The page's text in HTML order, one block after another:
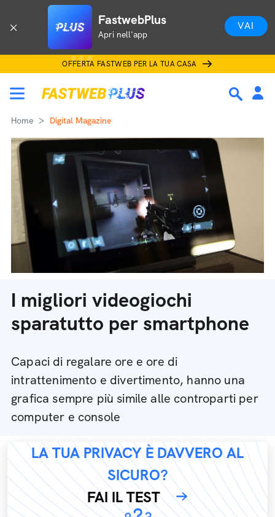
FastwebPlus
Apri nell'app
VAI
OFFERTA FASTWEB PER LA TUA CASA
Home Digital Magazine
I migliori videogiochi
sparatutto per smartphone
Capaci di regalare ore e ore di
intrattenimento e divertimento, hanno una
grafica sempre più simile alle controparti per
computer e console
LA TUA PRIVACY È DAVVERO AL
SICURO?
FAI IL TEST